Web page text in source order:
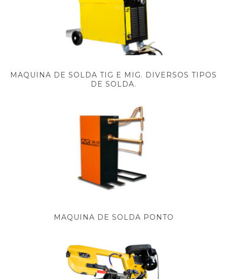
MAQUINA DE SOLDA TIG E MIG. DIVERSOS TIPOS
DE SOLDA.
MAQUINA DE SOLDA PONTO